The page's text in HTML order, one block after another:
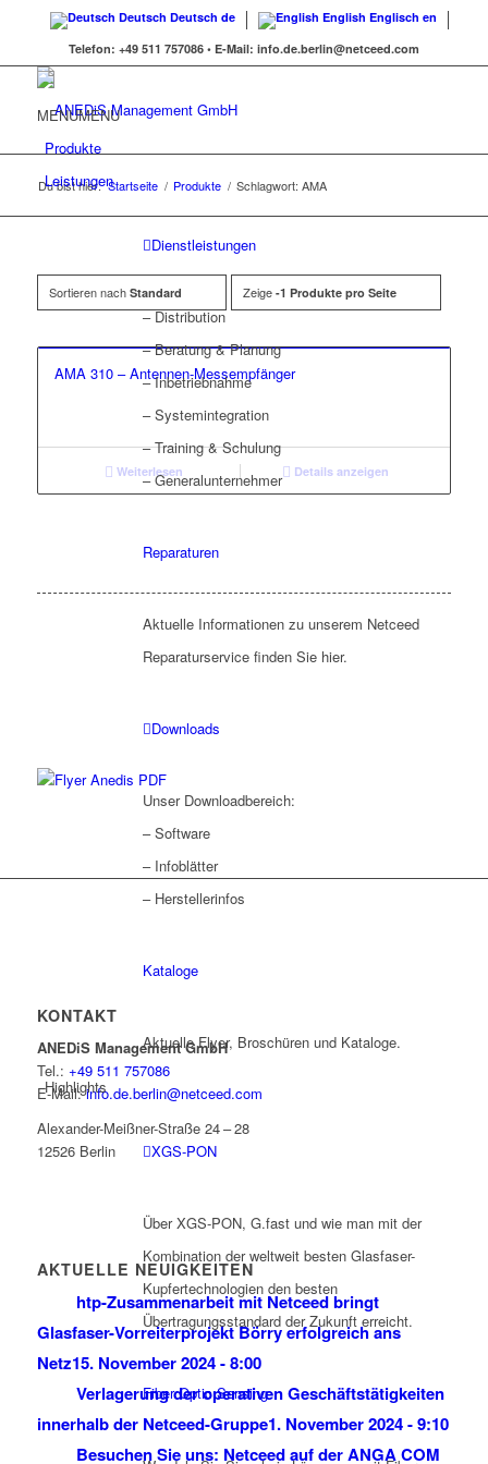
Deutsch Deutsch de English Englisch en
Telefon: +49 511 757086 • E-Mail: info.de.berlin@netceed.com
MENUMENU
Produkte
Leistungen
Dienstleistungen
– Distribution
– Beratung & Planung
– Inbetriebnahme
– Systemintegration
– Training & Schulung
– Generalunternehmer
Reparaturen
Aktuelle Informationen zu unserem Netceed
Reparaturservice finden Sie hier.
Downloads
Unser Downloadbereich:
– Software
– Infoblätter
– Herstellerinfos
Kataloge
Aktuelle Flyer, Broschüren und Kataloge.
Highlights
XGS-PON
Über XGS-PON, G.fast und wie man mit der
Kombination der weltweit besten Glasfaser-
Kupfertechnologien den besten
Übertragungsstandard der Zukunft erreicht.
Fiber Optic Sensing
Du bist hier: Startseite / Produkte / Schlagwort: AMA
Sortieren nach Standard Zeige -1 Produkte pro Seite
AMA 310 – Antennen-Messempfänger
Weiterlesen Details anzeigen
KONTAKT
ANEDiS Management GmbH
Tel.: +49 511 757086
E-Mail:info.de.berlin@netceed.com
Alexander-Meißner-Straße 24 – 28
12526 Berlin
AKTUELLE NEUIGKEITEN
htp-Zusammenarbeit mit Netceed bringt
Glasfaser-Vorreiterprojekt Börry erfolgreich ans
Netz15. November 2024 - 8:00
Verlagerung der operativen Geschäftstätigkeiten
innerhalb der Netceed-Gruppe1. November 2024 - 9:10
Besuchen Sie uns: Netceed auf der ANGA COM